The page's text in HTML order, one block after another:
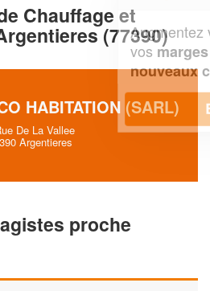
Chauffage et
(77390)
HABITATION (SARL)
De La Vallee
Argentieres
proche
votrechiffre d'affaireset
tout en gagnant de
clients!
En savoir plus